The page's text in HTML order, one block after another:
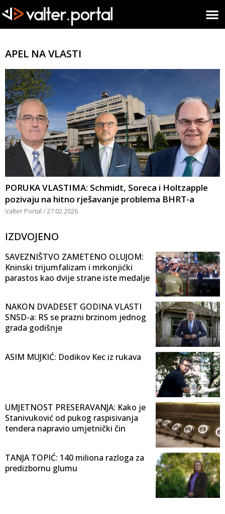
APEL NA VLASTI
PORUKA VLASTIMA: Schmidt, Soreca i Holtzapple
pozivaju na hitno rješavanje problema BHRT-a
Valter Portal 27.02.2026
IZDVOJENO
SAVEZNIŠTVO ZAMETENO OLUJOM:
Kninski trijumfalizam i mrkonjićki
parastos kao dvije strane iste medalje
NAKON DVADESET GODINA VLASTI
SNSD-a: RS se prazni brzinom jednog
grada godišnje
ASIM MUJKIĆ: Dodikov Kec iz rukava
UMJETNOST PRESERAVANJA: Kako je
Stanivuković od pukog raspisivanja
tendera napravio umjetnički čin
TANJA TOPIĆ: 140 miliona razloga za
predizbornu glumu